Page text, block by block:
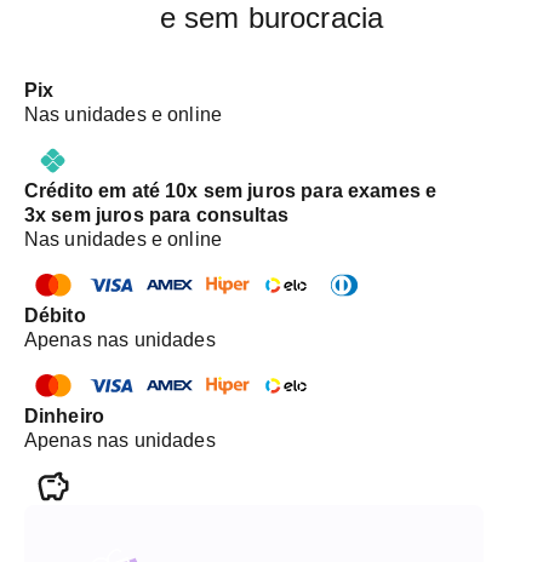
e sem burocracia
Pix
Nas unidades e online
Crédito em até 10x sem juros para exames e
3x sem juros para consultas
Nas unidades e online
Débito
Apenas nas unidades
Dinheiro
Apenas nas unidades